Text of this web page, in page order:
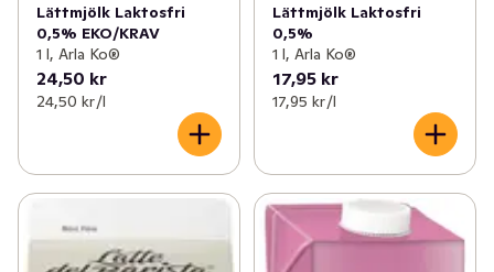
Lättmjölk Laktosfri
0,5% EKO/KRAV
1 l, Arla Ko®
24,50 kr
24,50 kr /l
Lättmjölk Laktosfri
0,5%
1 l, Arla Ko®
17,95 kr
17,95 kr /l